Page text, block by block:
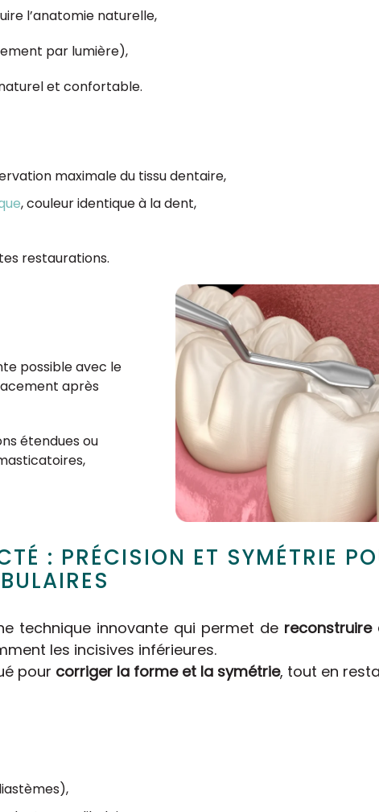
l’anatomie naturelle,
par lumière),
et confortable.
maximale du tissu dentaire,
, couleur identique à la dent,
restaurations.
possible avec le
après
étendues ou
: PRÉCISION ET SYMÉTRIE
technique innovante qui permet de
les incisives inférieures.
pour corriger la forme et la symétrie, tout en